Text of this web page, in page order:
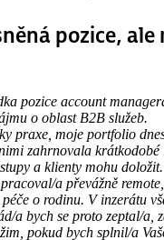
pozice, ale
pozice account
o oblast B2B služeb.
praxe, moje portfolio
zahrnovala krátkodobé
a klienty mohu doložit.
a převážně
o rodinu. V inzerátu
a bych se proto zeptal/a,
pokud bych splnil/a